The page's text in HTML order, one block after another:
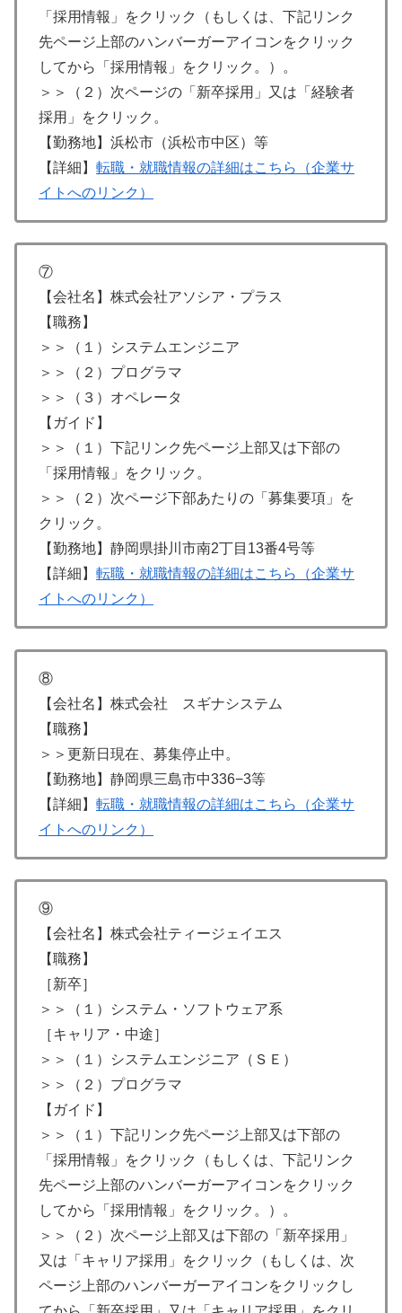
「採用情報」をクリック（もしくは、下記リンク
先ページ上部のハンバーガーアイコンをクリック
してから「採用情報」をクリック。）。
＞＞（２）次ページの「新卒採用」又は「経験者
採用」をクリック。
【勤務地】浜松市（浜松市中区）等
【詳細】 転職・就職情報の詳細はこちら（企業サ
イトへのリンク）
⑦
【会社名】株式会社アソシア・プラス
【職務】
＞＞（１）システムエンジニア
＞＞（２）プログラマ
＞＞（３）オペレータ
【ガイド】
＞＞（１）下記リンク先ページ上部又は下部の
「採用情報」をクリック。
＞＞（２）次ページ下部あたりの「募集要項」を
クリック。
【勤務地】静岡県掛川市南2丁目13番4号等
【詳細】 転職・就職情報の詳細はこちら（企業サ
イトへのリンク）
⑧
【会社名】株式会社 スギナシステム
【職務】
＞＞更新日現在、募集停止中。
【勤務地】静岡県三島市中336−3等
【詳細】 転職・就職情報の詳細はこちら（企業サ
イトへのリンク）
⑨
【会社名】株式会社ティージェイエス
【職務】
［新卒］
＞＞（１）システム・ソフトウェア系
［キャリア・中途］
＞＞（１）システムエンジニア（ＳＥ）
＞＞（２）プログラマ
【ガイド】
＞＞（１）下記リンク先ページ上部又は下部の
「採用情報」をクリック（もしくは、下記リンク
先ページ上部のハンバーガーアイコンをクリック
してから「採用情報」をクリック。）。
＞＞（２）次ページ上部又は下部の「新卒採用」
又は「キャリア採用」をクリック（もしくは、次
ページ上部のハンバーガーアイコンをクリックし